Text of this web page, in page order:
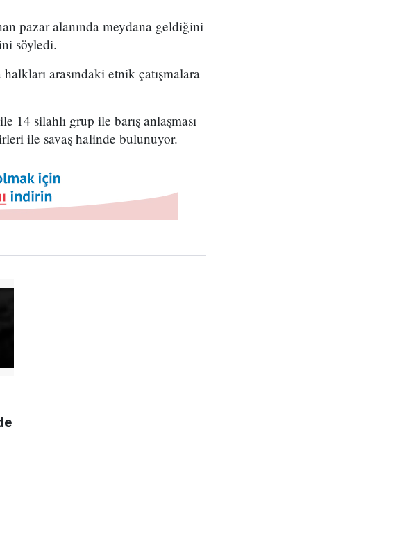
pazar alanında meydana geldiğini
söyledi.
arasındaki etnik çatışmalara
14 silahlı grup ile barış anlaşması
ile savaş halinde bulunuyor.